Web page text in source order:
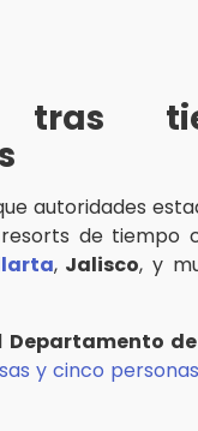
autoridades
de tiempo
,Jalisco, y
Departamento
y cinco